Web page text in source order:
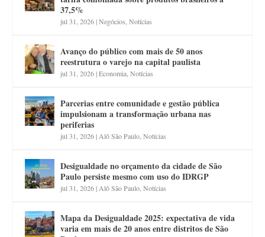
37,5%
jul 31, 2026|Negócios ,Notícias
Avanço do público com mais de 50 anos
reestrutura o varejo na capital paulista
jul 31, 2026|Economia ,Notícias
Parcerias entre comunidade e gestão pública
impulsionam a transformação urbana nas
periferias
jul 31, 2026| Alô São Paulo ,Notícias
Desigualdade no orçamento da cidade de São
Paulo persiste mesmo com uso do IDRGP
jul 31, 2026| Alô São Paulo ,Notícias
Mapa da Desigualdade 2025: expectativa de vida
varia em mais de 20 anos entre distritos de São